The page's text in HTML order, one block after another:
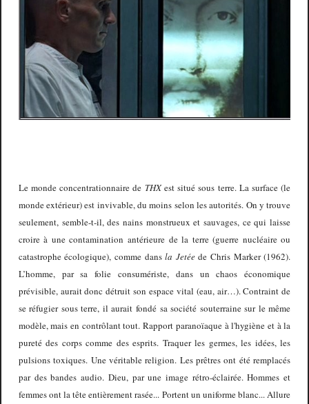
Le monde concentrationnaire de THXest situé sous terre. La surface (le
monde extérieur) est invivable, du moins selon les autorités. On y trouve
seulement, semble-t-il, des nains monstrueux et sauvages, ce qui laisse
croire à une contamination antérieure de la terre (guerre nucléaire ou
catastrophe écologique), comme dansla Jetéede Chris Marker (1962).
L’homme, par sa folie consumériste, dans un chaos économique
prévisible, aurait donc détruit son espace vital (eau, air…). Contraint de
se réfugier sous terre, il aurait fondé sa société souterraine sur le même
modèle, mais en contrôlant tout. Rapport paranoïaque à l'hygiène et à la
pureté des corps comme des esprits. Traquer les germes, les idées, les
pulsions toxiques. Une véritable religion. Les prêtres ont été remplacés
par des bandes audio. Dieu, par une image rétro-éclairée. Hommes et
femmes ont la tête entièrement rasée... Portent un uniforme blanc... Allure